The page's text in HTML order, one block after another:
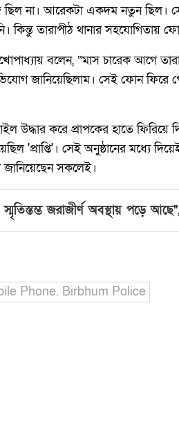
না। আরেকটা একদম নতুন ছিল।
কিন্তু তারাপীঠ থানার সহযোগিতায়
বলেন, “মাস চারেক আগে
জানিয়েছিলাম। সেই ফোন
উদ্ধার করে প্রাপকের হাতে
'প্রাপ্তি'। সেই অনুষ্ঠানের মধ্যে
সকলেই।
স্মৃতিস্তম্ভ জরাজীর্ণ অবস্থায় পড়ে
Phone. Birbhum Police